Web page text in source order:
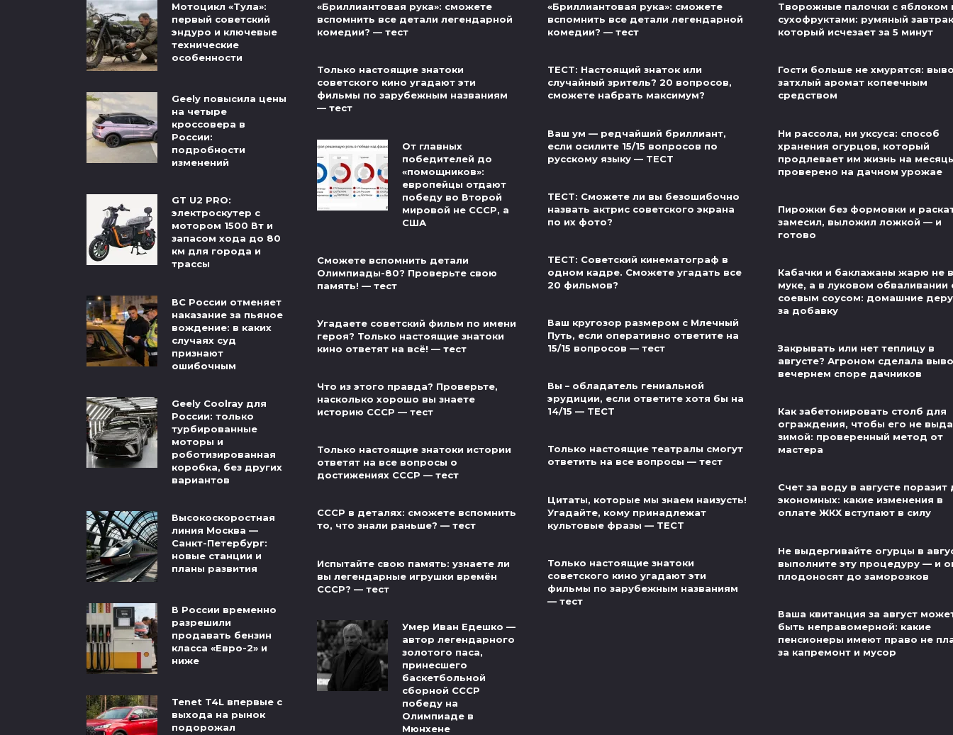
Мотоцикл «Тула»:
первый советский
эндуро и ключевые
технические
особенности
Geely повысила цены
на четыре
кроссовера в
России:
подробности
изменений
GT U2 PRO:
электроскутер с
мотором 1500 Вт и
запасом хода до 80
км для города и
трассы
ВС России отменяет
наказание за пьяное
вождение: в каких
случаях суд
признают
ошибочным
Geely Coolray для
России: только
турбированные
моторы и
роботизированная
коробка, без других
вариантов
Высокоскоростная
линия Москва —
Санкт-Петербург:
новые станции и
планы развития
В России временно
разрешили
продавать бензин
класса «Евро-2» и
ниже
Tenet T4L впервые с
выхода на рынок
подорожал
«Бриллиантовая рука»: сможете
вспомнить все детали легендарной
комедии? — тест
Только настоящие знатоки
советского кино угадают эти
фильмы по зарубежным названиям
— тест
От главных
победителей до
«помощников»:
европейцы отдают
победу во Второй
мировой не СССР, а
США
Сможете вспомнить детали
Олимпиады-80? Проверьте свою
память! — тест
Угадаете советский фильм по имени
героя? Только настоящие знатоки
кино ответят на всё! — тест
Что из этого правда? Проверьте,
насколько хорошо вы знаете
историю СССР — тест
Только настоящие знатоки истории
ответят на все вопросы о
достижениях СССР — тест
СССР в деталях: сможете вспомнить
то, что знали раньше? — тест
Испытайте свою память: узнаете ли
вы легендарные игрушки времён
СССР? — тест
Умер Иван Едешко —
автор легендарного
золотого паса,
принесшего
баскетбольной
сборной СССР
победу на
Олимпиаде в
Мюнхене
«Бриллиантовая рука»: сможете
вспомнить все детали легендарной
комедии? — тест
ТЕСТ: Настоящий знаток или
случайный зритель? 20 вопросов,
сможете набрать максимум?
Ваш ум — редчайший бриллиант,
если осилите 15/15 вопросов по
русскому языку — ТЕСТ
ТЕСТ: Сможете ли вы безошибочно
назвать актрис советского экрана
по их фото?
ТЕСТ: Советский кинематограф в
одном кадре. Сможете угадать все
20 фильмов?
Ваш кругозор размером с Млечный
Путь, если оперативно ответите на
15/15 вопросов — тест
Вы – обладатель гениальной
эрудиции, если ответите хотя бы на
14/15 — ТЕСТ
Только настоящие театралы смогут
ответить на все вопросы — тест
Цитаты, которые мы знаем наизусть!
Угадайте, кому принадлежат
культовые фразы — ТЕСТ
Только настоящие знатоки
советского кино угадают эти
фильмы по зарубежным названиям
— тест
Творожные палочки с яблоком
сухофруктами: румяный
который исчезает за 5 минут
Гости больше не хмурятся:
затхлый аромат копеечным
средством
Ни рассола, ни уксуса: способ
хранения огурцов, который
продлевает им жизнь на
проверено на дачном урожае
Пирожки без формовки и
замесил, выложил ложкой — и
готово
Кабачки и баклажаны жарю не в
муке, а в луковом обваливании
соевым соусом: домашние
за добавку
Закрывать или нет теплицу в
августе? Агроном сделала
вечернем споре дачников
Как забетонировать столб для
ограждения, чтобы его не
зимой: проверенный метод от
мастера
Счет за воду в августе
экономных: какие изменения в
оплате ЖКХ вступают в силу
Не выдергивайте огурцы в
выполните эту процедуру — и
плодоносят до заморозков
Ваша квитанция за август
быть неправомерной: какие
пенсионеры имеют право не
за капремонт и мусор